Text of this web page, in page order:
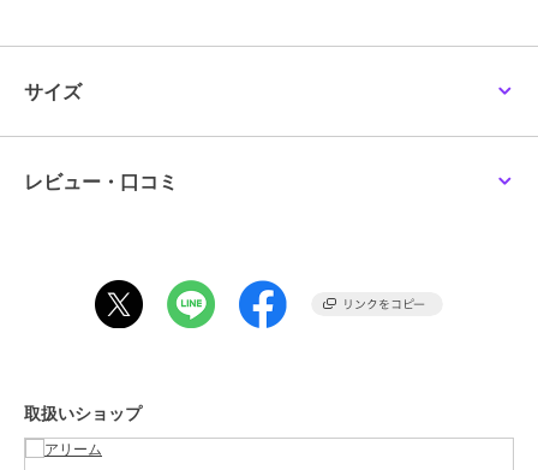
ざいます。
性別タイプ
レディース
バッグ
／ ショルダーバッグ・メ
サイズ
素材
サイズ
レビュー・口コミ
取扱いショップ